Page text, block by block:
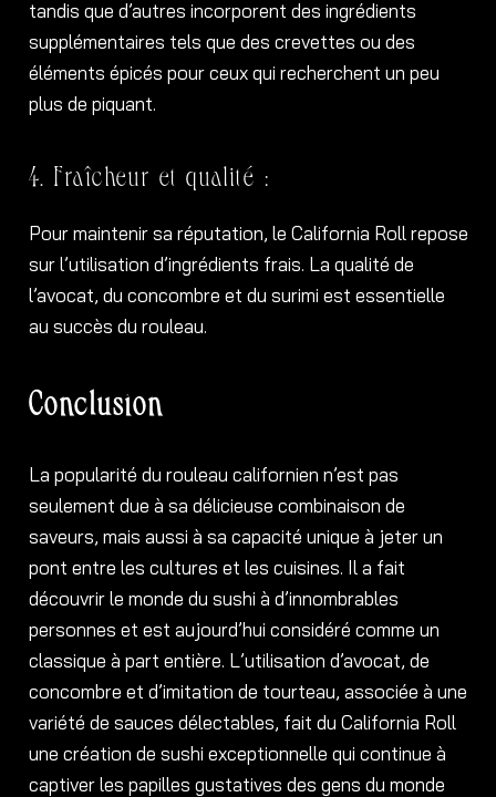
tandis que d’autres incorporent des ingrédients
supplémentaires tels que des crevettes ou des
éléments épicés pour ceux qui recherchent un peu
plus de piquant.
4. Fraîcheur et qualité :
Pour maintenir sa réputation, le California Roll repose
sur l’utilisation d’ingrédients frais. La qualité de
l’avocat, du concombre et du surimi est essentielle
au succès du rouleau.
Conclusion
La popularité du rouleau californien n’est pas
seulement due à sa délicieuse combinaison de
saveurs, mais aussi à sa capacité unique à jeter un
pont entre les cultures et les cuisines. Il a fait
découvrir le monde du sushi à d’innombrables
personnes et est aujourd’hui considéré comme un
classique à part entière. L’utilisation d’avocat, de
concombre et d’imitation de tourteau, associée à une
variété de sauces délectables, fait du California Roll
une création de sushi exceptionnelle qui continue à
captiver les papilles gustatives des gens du monde